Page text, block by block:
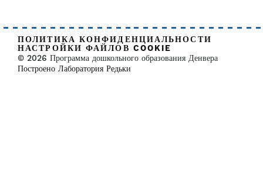
ПОЛИТИКА КОНФИДЕНЦИАЛЬНОСТИ
НАСТРОЙКИ ФАЙЛОВ COOKIE
© 2026 Программа дошкольного образования Денвера
Построено Лаборатория Редьки